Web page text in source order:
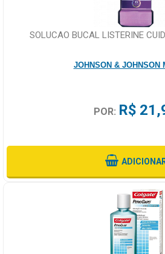
SOLUCAO BUCAL LISTERINE
JOHNSON & JOHNSON
POR: R$